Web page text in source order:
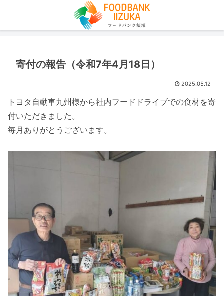
寄付の報告（令和7年4月18日）
2025.05.12
トヨタ自動車九州様から社内フードドライブでの食材を寄
付いただきました。
毎月ありがとうございます。